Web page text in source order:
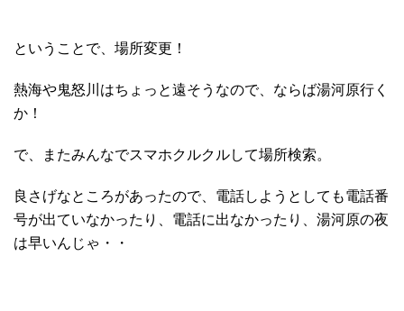
ということで、場所変更！
熱海や鬼怒川はちょっと遠そうなので、ならば湯河原行く
か！
で、またみんなでスマホクルクルして場所検索。
良さげなところがあったので、電話しようとしても電話番
号が出ていなかったり、電話に出なかったり、湯河原の夜
は早いんじゃ・・